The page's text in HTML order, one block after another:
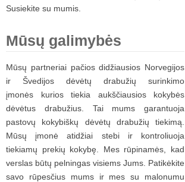
Susiekite su mumis.
Mūsų galimybės
Mūsų partneriai pačios didžiausios Norvegijos
ir Švedijos dėvėtų drabužių surinkimo
įmonės kurios tiekia aukščiausios kokybės
dėvėtus drabužius. Tai mums garantuoja
pastovų kokybiškų dėvėtų drabužių tiekimą.
Mūsų įmonė atidžiai stebi ir kontroliuoja
tiekiamų prekių kokybę. Mes rūpinamės, kad
verslas būtų pelningas visiems Jums. Patikėkite
savo rūpesčius mums ir mes su malonumu